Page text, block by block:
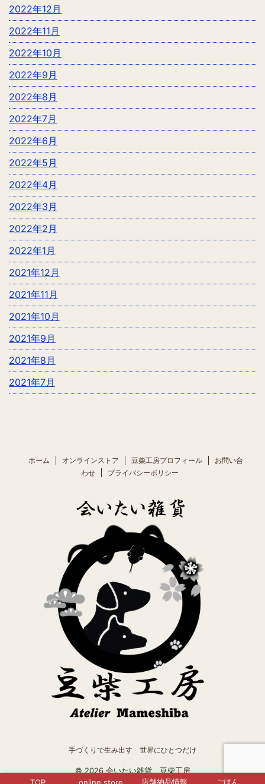
2022年12月
2022年11月
2022年10月
2022年9月
2022年8月
2022年7月
2022年6月
2022年5月
2022年4月
2022年3月
2022年2月
2022年1月
2021年12月
2021年11月
2021年10月
2021年9月
2021年8月
2021年7月
ホーム オンラインストア 豆柴工房プロフィール
お問い合
わせ
プライバシーポリシー
手づくりで生み出す 世界にひとつだけ
© 2026 会いたい雑貨 豆柴工房
店舗納品情報 ごはん